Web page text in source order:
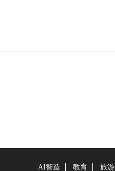
AI智造 教育 旅游